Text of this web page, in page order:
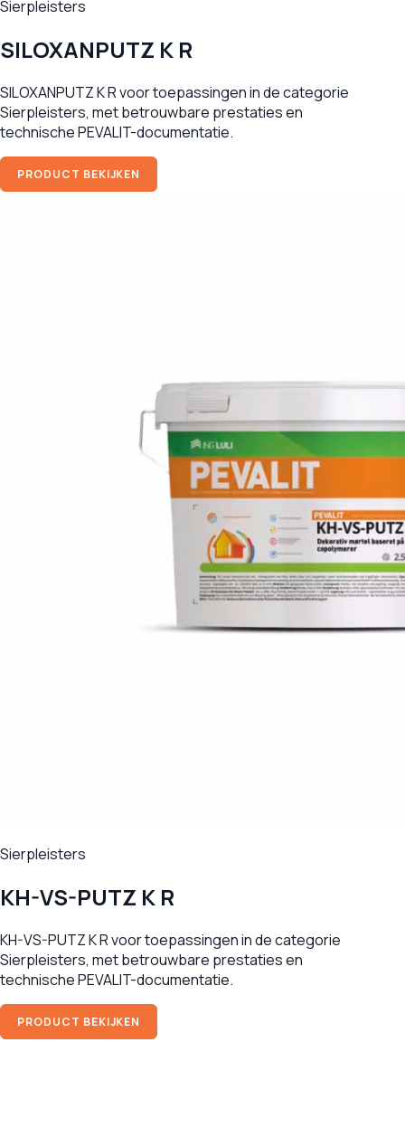
Sierpleisters
SILOXANPUTZ K R
SILOXANPUTZ K R voor toepassingen in de categorie
Sierpleisters, met betrouwbare prestaties en
technische PEVALIT-documentatie.
PRODUCT BEKIJKEN
Sierpleisters
KH-VS-PUTZ K R
KH-VS-PUTZ K R voor toepassingen in de categorie
Sierpleisters, met betrouwbare prestaties en
technische PEVALIT-documentatie.
PRODUCT BEKIJKEN